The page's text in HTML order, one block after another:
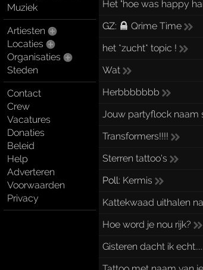
Muziek
Artiesten
Locaties
Organisaties
Steden
Contact
Crew
Vacatures
Donaties
Beleid
Help
Adverteren
Voorwaarden
Privacy
Het "hoe was happy
GZ: Qrime Time
het *zucht* topic !
Wat
Herbbbbbbb
Jouw partyflock naam
Transformers!!!!
Sterren tattoo's
Poll: Kermis
Kattekwaad uithalen
Hoe word je nou rijk?
Gisteren dacht ik